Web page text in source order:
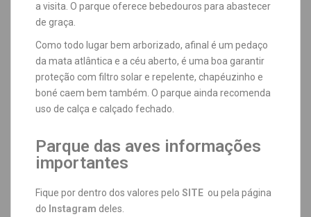
a visita. O parque oferece bebedouros para abastecer
de graça.
Como todo lugar bem arborizado, afinal é um pedaço
da mata atlântica e a céu aberto, é uma boa garantir
proteção com filtro solar e repelente, chapéuzinho e
boné caem bem também. O parque ainda recomenda
uso de calça e calçado fechado.
Parque das aves informações
importantes
Fique por dentro dos valores pelo SITE ou pela página
do Instagram deles.